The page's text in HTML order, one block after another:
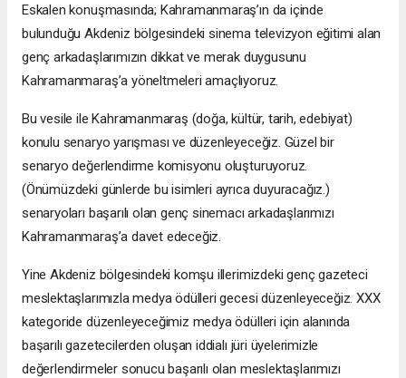
Eskalen konuşmasında; Kahramanmaraş’ın da içinde
bulunduğu Akdeniz bölgesindeki sinema televizyon eğitimi alan
genç arkadaşlarımızın dikkat ve merak duygusunu
Kahramanmaraş’a yöneltmeleri amaçlıyoruz.
Bu vesile ile Kahramanmaraş (doğa, kültür, tarih, edebiyat)
konulu senaryo yarışması ve düzenleyeceğiz. Güzel bir
senaryo değerlendirme komisyonu oluşturuyoruz.
(Önümüzdeki günlerde bu isimleri ayrıca duyuracağız.)
senaryoları başarılı olan genç sinemacı arkadaşlarımızı
Kahramanmaraş’a davet edeceğiz.
Yine Akdeniz bölgesindeki komşu illerimizdeki genç gazeteci
meslektaşlarımızla medya ödülleri gecesi düzenleyeceğiz. XXX
kategoride düzenleyeceğimiz medya ödülleri için alanında
başarılı gazetecilerden oluşan iddialı jüri üyelerimizle
değerlendirmeler sonucu başarılı olan meslektaşlarımızı